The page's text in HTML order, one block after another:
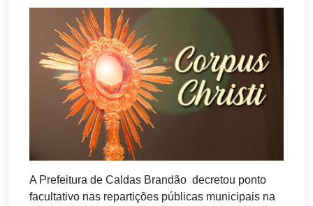
A Prefeitura de Caldas Brandão decretou ponto
facultativo nas repartições públicas municipais na